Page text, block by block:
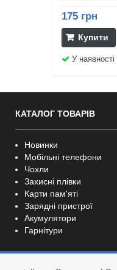
175 грн
Купити
У наявності
КАТАЛОГ ТОВАРІВ
Новинки
Мобільні телефони
Чохли
Захисні плівки
Карти пам'яті
Зарядні пристрої
Акумулятори
Гарнітури